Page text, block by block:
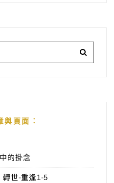
與頁面︰
的掛念
轉世-重逢1-5